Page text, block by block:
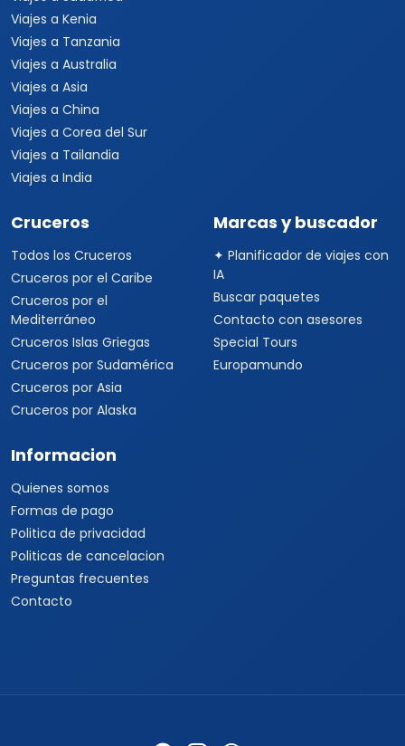
Viajes a Kenia
Viajes a Tanzania
Viajes a Australia
Viajes a Asia
Viajes a China
Viajes a Corea del Sur
Viajes a Tailandia
Viajes a India
Cruceros
Todos los Cruceros
Cruceros por el Caribe
Cruceros por el
Mediterráneo
Cruceros Islas Griegas
Cruceros por Sudamérica
Cruceros por Asia
Cruceros por Alaska
Marcas y buscador
✦ Planificador de viajes con
IA
Buscar paquetes
Contacto con asesores
Special Tours
Europamundo
Informacion
Quienes somos
Formas de pago
Politica de privacidad
Politicas de cancelacion
Preguntas frecuentes
Contacto